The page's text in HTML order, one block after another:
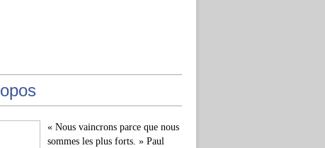
« Nous vaincrons parce que nous
sommes les plus forts. » Paul